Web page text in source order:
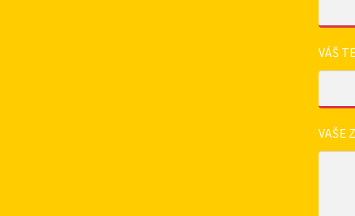
VÁŠ
VAŠE